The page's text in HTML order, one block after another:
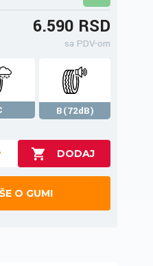
6.590 RSD
sa PDV-om
B(72dB)
O GUMI